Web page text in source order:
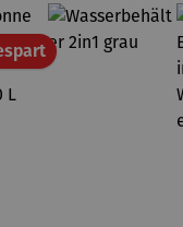
Rabatt